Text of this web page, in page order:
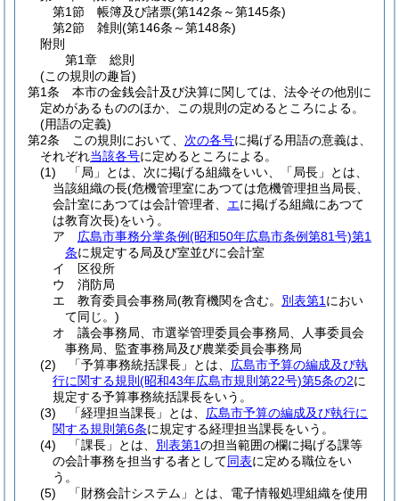
第1節
帳簿及び諸票(第142条～第145条)
第2節
雑則 (第146条～第148条)
附則
第1章
総則
(この規則の趣旨)
第1条
本市の金銭会計及び決算に関しては、法令その他別に
定めがあるもののほか、この規則の定めるところによる。
(用語の定義)
第2条
この規則において、 次の各号に掲げる用語の意義は、
それぞれ当該各号に定めるところによる。
(1)
「局」とは、次に掲げる組織をいい、「局長」とは、
当該組織の長(危機管理室にあつては危機管理担当局長、
会計室にあつては会計管理者、 エに掲げる組織にあつて
は教育次長)をいう。
ア
広島市事務分掌条例(昭和50年広島市条例第81号)第1
条に規定する局及び室並びに会計室
イ
区役所
ウ
消防局
エ
教育委員会事務局(教育機関を含む。 別表第1 におい
て同じ。)
オ
議会事務局、市選挙管理委員会事務局、人事委員会
事務局、監査事務局及び農業委員会事務局
(2)
「予算事務統括課長」とは、 広島市予算の編成及び執
行に関する規則 (昭和43年広島市規則第22号)第5条の2に
規定する予算事務統括課長をいう。
(3)
「経理担当課長」とは、 広島市予算の編成及び執行に
関する規則第6条に規定する経理担当課長をいう。
(4)
「課長」とは、 別表第1の担当範囲の欄に掲げる課等
の会計事務を担当する者として同表に定める職位をい
う。
(5)
「財務会計システム」とは、電子情報処理組織を使用